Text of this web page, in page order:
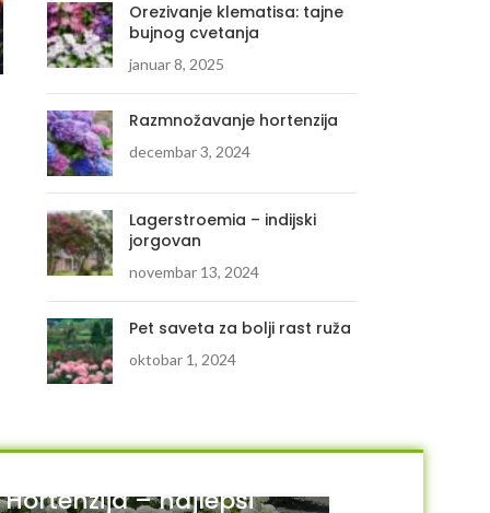
350.00RSD
DODAJ U KORPU
250.00RSD
Orezivanje klematisa: tajne
bujnog cvetanja
januar 8, 2025
Razmnožavanje hortenzija
decembar 3, 2024
Lagerstroemia – indijski
jorgovan
novembar 13, 2024
Pet saveta za bolji rast ruža
oktobar 1, 2024
Hortenzija – najlepši